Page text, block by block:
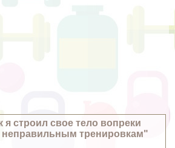
я строил свое тело вопреки
неправильным тренировкам"